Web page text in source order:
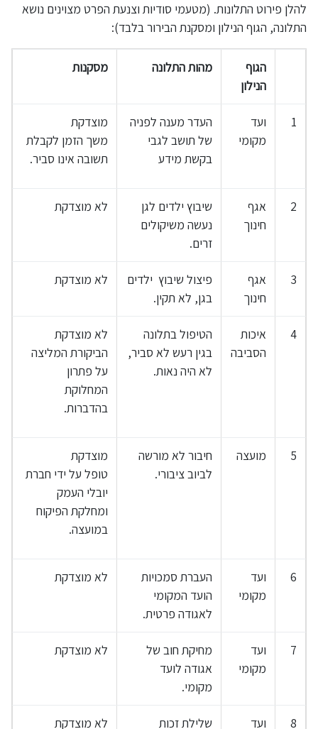
להלן פירוט התלונות. (מטעמי סודיות וצנעת הפרט מצוינים נושא
התלונה, הגוף הנילון ומסקנת הבירור בלבד):
הגוף
הנילון
מהות התלונה מסקנות
1
ועד
מקומי
העדר מענה לפניה
של תושב לגבי
בקשת מידע
מוצדקת
משך הזמן לקבלת
תשובה אינו סביר.
2
אגף
חינוך
שיבוץ ילדים לגן
נעשה משיקולים
זרים.
לא מוצדקת
3
אגף
חינוך
פיצול שיבוץ ילדים
בגן, לא תקין.
לא מוצדקת
4
איכות
הסביבה
הטיפול בתלונה
בגין רעש לא סביר,
לא היה נאות.
לא מוצדקת
הביקורת המליצה
על פתרון
המחלוקת
בהדברות.
5 מועצה
חיבור לא מורשה
לביוב ציבורי.
מוצדקת
טופל על ידי חברת
יובלי העמק
ומחלקת הפיקוח
במועצה.
6
ועד
מקומי
העברת סמכויות
הועד המקומי
לאגודה פרטית.
לא מוצדקת
7
ועד
מקומי
מחיקת חוב של
אגודה לועד
מקומי.
לא מוצדקת
8 ועד שלילת זכות לא מוצדקת